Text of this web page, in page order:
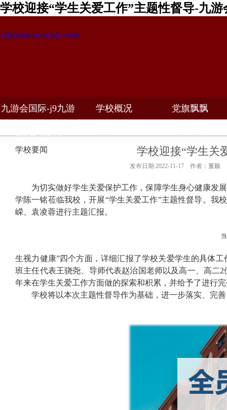
学校迎接“学生关爱工作”主题性督导-九游
九游会国际-j9九游会真人游戏
九游会国际-j9九游 学校概况 党旗飘飘
学校要闻 学校迎接“学生关
发布日期:2022-11-17 作者：董颖
为切实做好学生关爱保护工作，保障学生身心健康发
学陈一铭莅临我校，开展“学生关爱工作”主题性督导。我
嵘、袁凌蓉进行主题汇报。
生视力健康”四个方面，详细汇报了学校关爱学生的具体
班主任代表王骁尧、导师代表赵治国老师以及高一、高二2
年来在学生关爱工作方面做的探索和积累，并给予了进行
学校将以本次主题性督导作为基础，进一步落实、完